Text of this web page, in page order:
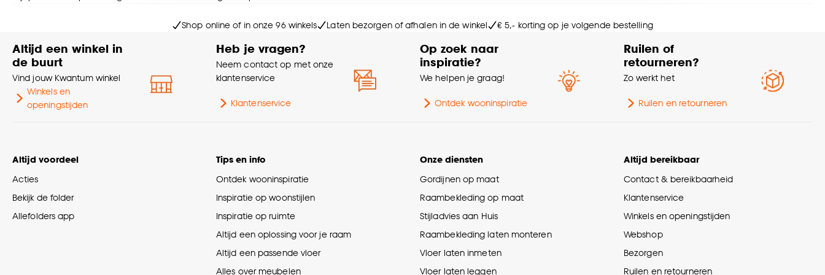
Goed om te weten is dat je deze keuze altijd nog kan aanpassen, bekijk hiervoor onze
Afnemen met vochtige
doek
Shop online of in onze 96 winkels Laten bezorgen of afhalen in de winkel € 5,- korting op je volgende bestelling
Altijd een winkel in
de buurt
Vind jouw Kwantum winkel
Winkels en
openingstijden
Heb je vragen?
Neem contact op met onze
klantenservice
Klantenservice
Op zoek naar
inspiratie?
We helpen je graag!
Ontdek wooninspiratie
Ruilen of
retourneren?
Zo werkt het
Ruilen en retourneren
Altijd voordeel
Acties
Bekijk de folder
Allefolders app
Tips en info
Ontdek wooninspiratie
Inspiratie op woonstijlen
Inspiratie op ruimte
Altijd een oplossing voor je raam
Altijd een passende vloer
Alles over meubelen
Onze diensten
Gordijnen op maat
Raambekleding op maat
Stijladvies aan Huis
Raambekleding laten monteren
Vloer laten inmeten
Vloer laten leggen
Altijd bereikbaar
Contact & bereikbaarheid
Klantenservice
Winkels en openingstijden
Webshop
Bezorgen
Ruilen en retourneren